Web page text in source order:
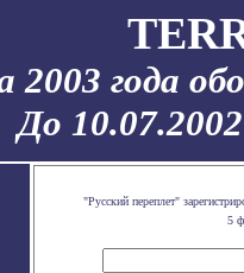
2003 года
До
"Русский переплет"
5